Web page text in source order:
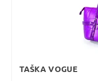
TAŠKA VOGUE